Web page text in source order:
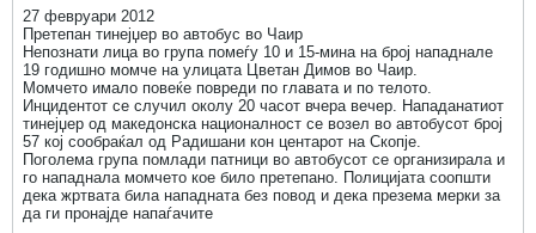
27 февруари 2012
Претепан тинејџер во автобус во Чаир
Непознати лица во група помеѓу 10 и 15-мина на број нападнале
19 годишно момче на улицата Цветан Димов во Чаир.
Момчето имало повеќе повреди по главата и по телото.
Инцидентот се случил околу 20 часот вчера вечер. Нападанатиот
тинејџер од македонска националност се возел во автобусот број
57 кој сообраќал од Радишани кон центарот на Скопје.
Поголема група помлади патници во автобусот се организирала и
го нападнала момчето кое било претепано. Полицијата соопшти
дека жртвата била нападната без повод и дека презема мерки за
да ги пронајде напаѓачите